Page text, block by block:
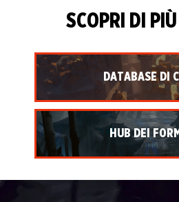
SCOPRI DI
DATABASE DI
HUB DEI